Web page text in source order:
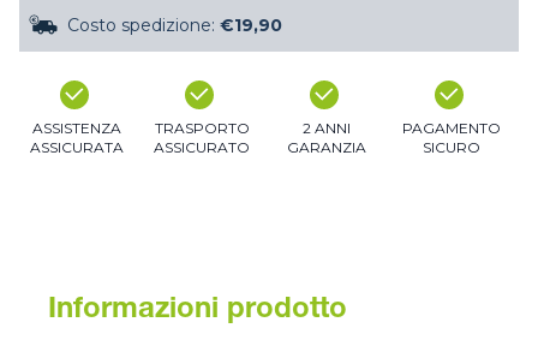
Costo spedizione: €19,90
ASSISTENZA
ASSICURATA
TRASPORTO
ASSICURATO
2 ANNI
GARANZIA
PAGAMENTO
SICURO
Informazioni prodotto